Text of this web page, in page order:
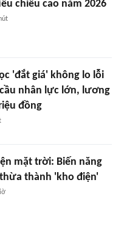
chiều cao năm 2026
'đắt giá' không lo lỗi
nhân lực lớn, lương
đồng
mặt trời: Biến năng
thành 'kho điện'